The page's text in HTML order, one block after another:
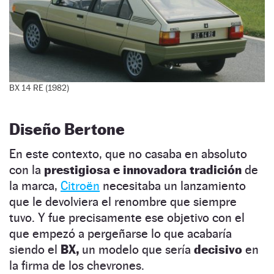
BX 14 RE (1982)
Diseño Bertone
En este contexto, que no casaba en absoluto
con la prestigiosa e innovadora tradición de
la marca, Citroën necesitaba un lanzamiento
que le devolviera el renombre que siempre
tuvo. Y fue precisamente ese objetivo con el
que empezó a pergeñarse lo que acabaría
siendo el BX, un modelo que sería decisivo en
la firma de los chevrones.